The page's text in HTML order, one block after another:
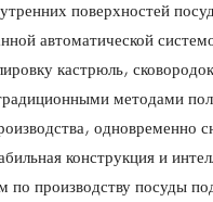
поверхностей
автоматической
кастрюль,
методами
одновременно
конструкция и
по производству посуды